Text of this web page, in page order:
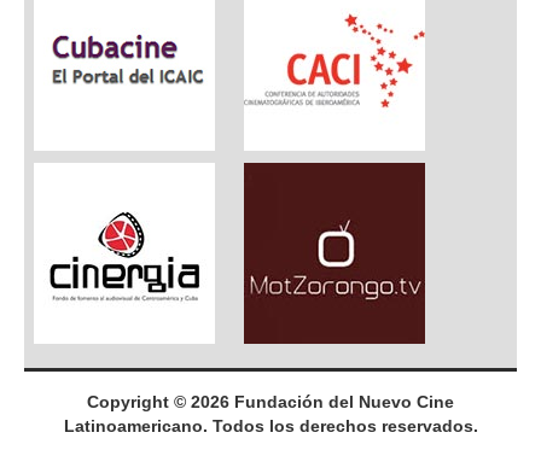
Copyright © 2026 Fundación del Nuevo Cine
Latinoamericano. Todos los derechos reservados.